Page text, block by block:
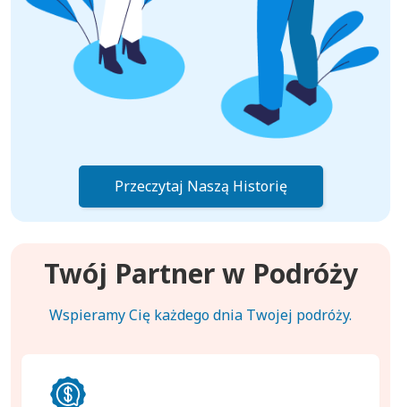
Przeczytaj Naszą Historię
Twój Partner w Podróży
Wspieramy Cię każdego dnia Twojej podróży.